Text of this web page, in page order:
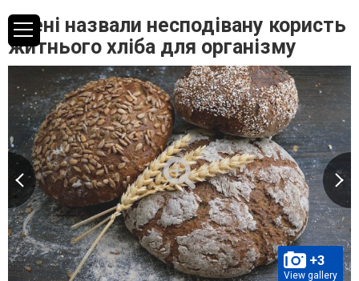
Вчені назвали несподівану користь
житнього хліба для організму
+3
View gallery